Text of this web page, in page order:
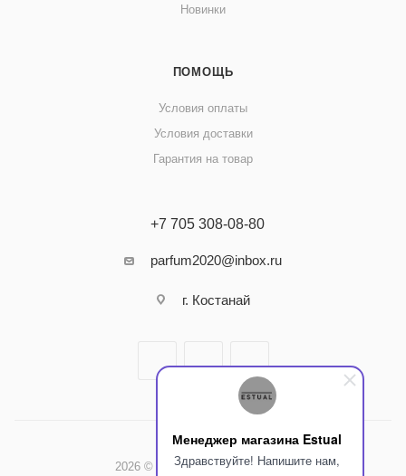
Менеджер магазина Estual
Здравствуйте! Напишите нам,
Новинки
ПОМОЩЬ
Условия оплаты
Условия доставки
Гарантия на товар
+7 705 308-08-80
parfum2020@inbox.ru
г. Костанай
2026 © Интернет-магазин Estual